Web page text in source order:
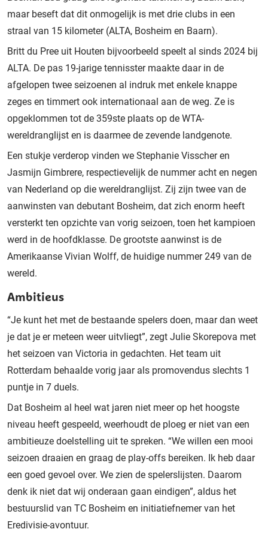
maar beseft dat dit onmogelijk is met drie clubs in een
straal van 15 kilometer (ALTA, Bosheim en Baarn).
Britt du Pree uit Houten bijvoorbeeld speelt al sinds 2024 bij
ALTA. De pas 19-jarige tennisster maakte daar in de
afgelopen twee seizoenen al indruk met enkele knappe
zeges en timmert ook internationaal aan de weg. Ze is
opgeklommen tot de 359ste plaats op de WTA-
wereldranglijst en is daarmee de zevende landgenote.
Een stukje verderop vinden we Stephanie Visscher en
Jasmijn Gimbrere, respectievelijk de nummer acht en negen
van Nederland op die wereldranglijst. Zij zijn twee van de
aanwinsten van debutant Bosheim, dat zich enorm heeft
versterkt ten opzichte van vorig seizoen, toen het kampioen
werd in de hoofdklasse. De grootste aanwinst is de
Amerikaanse Vivian Wolff, de huidige nummer 249 van de
wereld.
Ambitieus
“Je kunt het met de bestaande spelers doen, maar dan weet
je dat je er meteen weer uitvliegt”, zegt Julie Skorepova met
het seizoen van Victoria in gedachten. Het team uit
Rotterdam behaalde vorig jaar als promovendus slechts 1
puntje in 7 duels.
Dat Bosheim al heel wat jaren niet meer op het hoogste
niveau heeft gespeeld, weerhoudt de ploeg er niet van een
ambitieuze doelstelling uit te spreken. “We willen een mooi
seizoen draaien en graag de play-offs bereiken. Ik heb daar
een goed gevoel over. We zien de spelerslijsten. Daarom
denk ik niet dat wij onderaan gaan eindigen”, aldus het
bestuurslid van TC Bosheim en initiatiefnemer van het
Eredivisie-avontuur.